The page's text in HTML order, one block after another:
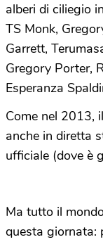
alberi di ciliegio
TS Monk,
Garrett,
Gregory Porter,
Esperanza
Come nel 2013,
anche in diretta
ufficiale (dove è
Ma tutto il
questa giornata: